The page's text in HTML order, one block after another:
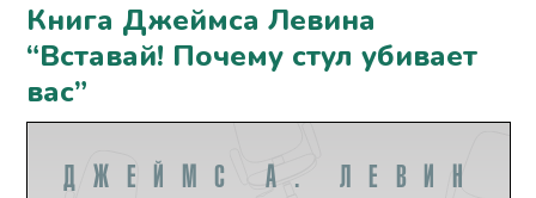
Книга Джеймса Левина
“Вставай! Почему стул убивает
вас”